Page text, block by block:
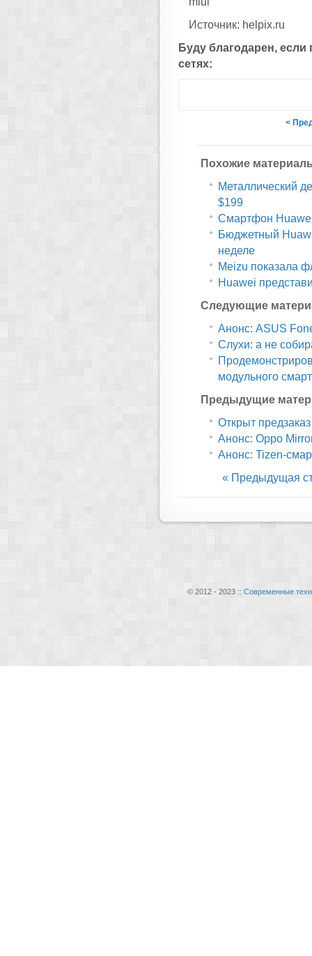
Источник: helpix.ru
Буду благодарен, если
сетях:
<
Похожие
Металлический
$199
Смартфон
Бюджетный
неделе
Meizu показала
Huawei
Следующие
Анонс: ASUS
Слухи: а не
модульного
Предыдущие
Открыт
Анонс: Oppo
Анонс: Tizen-
« Предыдущая
© 2012 - 2023 :: Современные